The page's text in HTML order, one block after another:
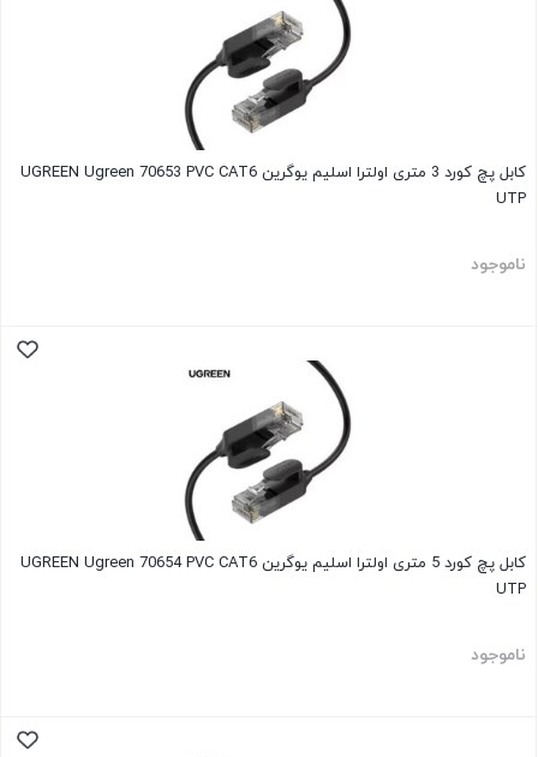
کابل پچ کورد 3 متری اولترا اسلیم یوگرین UGREEN Ugreen 70653 PVC CAT6
UTP
ناموجود
کابل پچ کورد 5 متری اولترا اسلیم یوگرین UGREEN Ugreen 70654 PVC CAT6
UTP
ناموجود